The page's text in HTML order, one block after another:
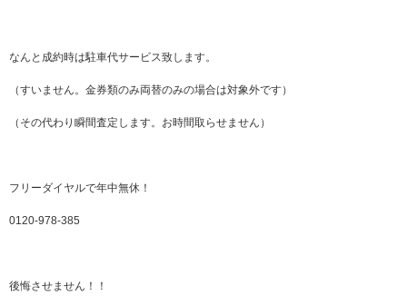
なんと成約時は駐車代サービス致します。
（すいません。金券類のみ両替のみの場合は対象外です）
（その代わり瞬間査定します。お時間取らせません）
フリーダイヤルで年中無休！
0120-978-385
後悔させません！！